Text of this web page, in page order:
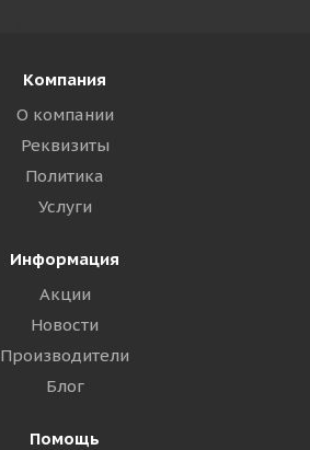
Компания
О компании
Реквизиты
Политика
Услуги
Информация
Акции
Новости
Производители
Блог
Помощь